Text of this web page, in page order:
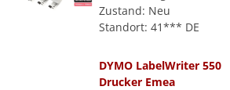
Zustand: Neu
Standort: 41*** DE
DYMO LabelWriter 550
Drucker Emea